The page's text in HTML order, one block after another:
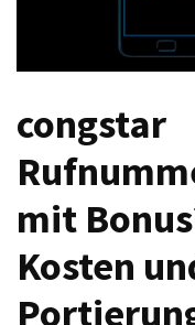
perfekte
Wahl:
Vergleich
zwischen
dem
Samsung
congstar
mit
Kosten